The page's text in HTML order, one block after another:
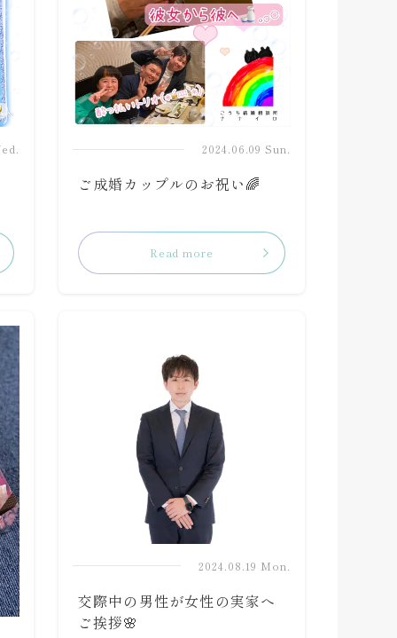
2024.06.09 Sun.
ご成婚カップルのお祝い🌈
Read more
2024.08.19 Mon.
交際中の男性が女性の実家へ
ご挨拶🌸